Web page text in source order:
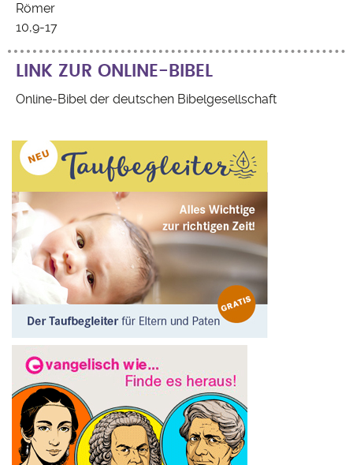
Römer
10,9-17
LINK ZUR ONLINE-BIBEL
Online-Bibel der deutschen Bibelgesellschaft